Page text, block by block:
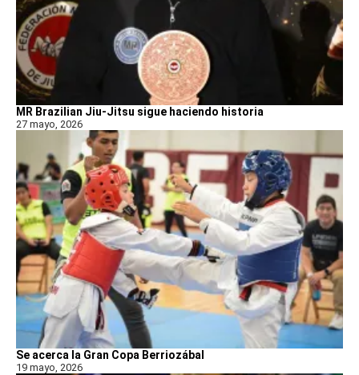
MR Brazilian Jiu-Jitsu sigue haciendo historia
27 mayo, 2026
Se acerca la Gran Copa Berriozábal
19 mayo, 2026